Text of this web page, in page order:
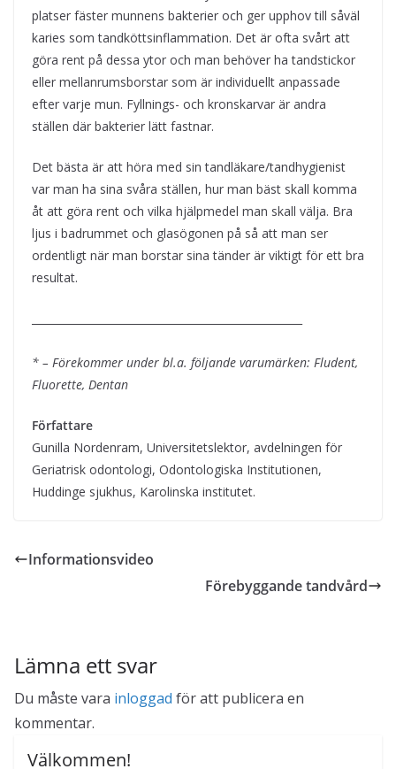
platser fäster munnens bakterier och ger upphov till såväl
karies som tandköttsinflammation. Det är ofta svårt att
göra rent på dessa ytor och man behöver ha tandstickor
eller mellanrumsborstar som är individuellt anpassade
efter varje mun. Fyllnings- och kronskarvar är andra
ställen där bakterier lätt fastnar.
Det bästa är att höra med sin tandläkare/tandhygienist
var man ha sina svåra ställen, hur man bäst skall komma
åt att göra rent och vilka hjälpmedel man skall välja. Bra
ljus i badrummet och glasögonen på så att man ser
ordentligt när man borstar sina tänder är viktigt för ett bra
resultat.
* – Förekommer under bl.a. följande varumärken: Fludent,
Fluorette, Dentan
Författare
Gunilla Nordenram, Universitetslektor, avdelningen för
Geriatrisk odontologi, Odontologiska Institutionen,
Huddinge sjukhus, Karolinska institutet.
Informationsvideo
Förebyggande tandvård
Lämna ett svar
Du måste vara inloggad för att publicera en
kommentar.
Välkommen!